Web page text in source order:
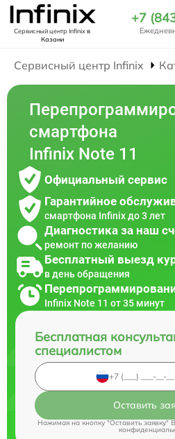
Сервисный центр Infinixв
Казани
+7
Сервисный центр Infinix
смартфона
Infinix Note 11
Официальный сервис
Гарантийное
смартфона Infinix до 3 лет
Диагностика за наш
ремонт по желанию
Бесплатный выезд
в день обращения
Infinix Note 11 от 35 минут
Бесплатная
специалистом
Оставить
Нажимая на кнопку "Оставить заявку"